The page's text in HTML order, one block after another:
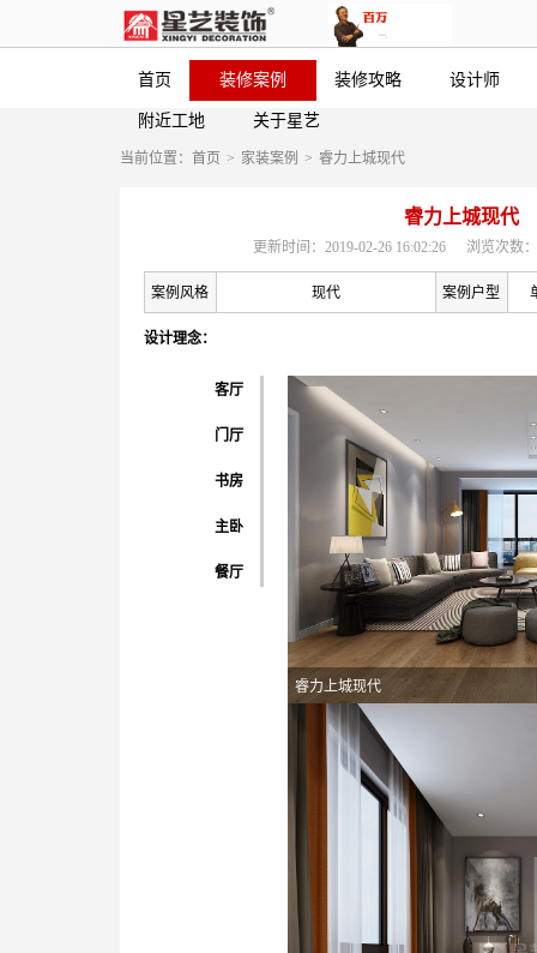
首页 装修案例 装修攻略 设计师
附近工地 关于星艺
当前位置： 首页 > 家装案例 > 睿力上城现代
睿力上城现代
更新时间：2019-02-26 16:02:26 浏览次数
案例风格 现代 案例户型
设计理念：
客厅
门厅
书房
主卧
餐厅
睿力上城现代